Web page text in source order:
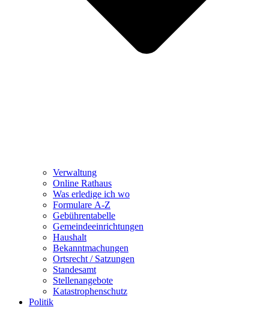
Verwaltung
Online Rathaus
Was erledige ich wo
Formulare A-Z
Gebührentabelle
Gemeindeeinrichtungen
Haushalt
Bekanntmachungen
Ortsrecht / Satzungen
Standesamt
Stellenangebote
Katastrophenschutz
Politik